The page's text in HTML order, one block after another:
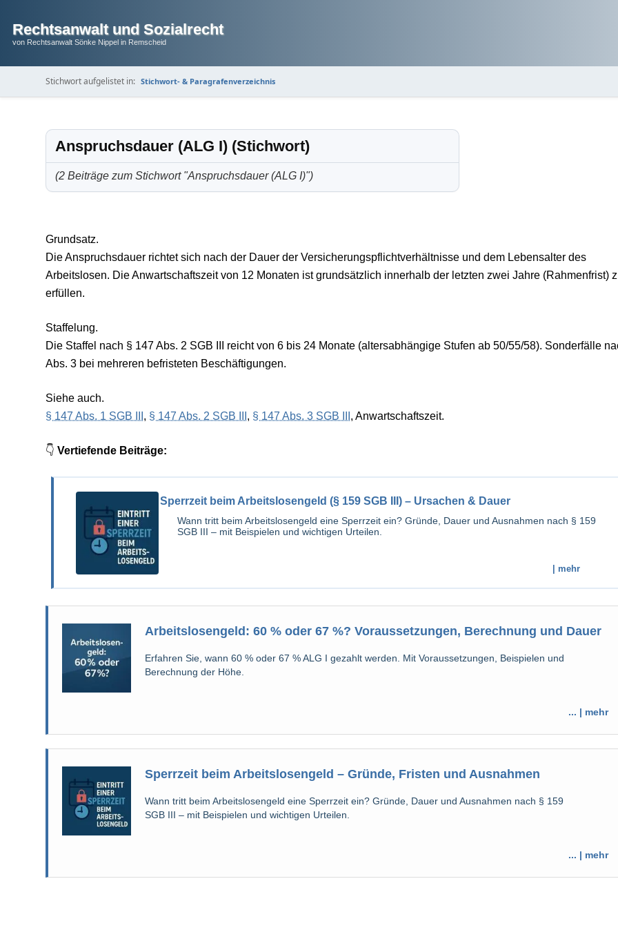
Rechtsanwalt und Sozialrecht
von Rechtsanwalt Sönke Nippel in Remscheid
Stichwort aufgelistet in: Stichwort- & Paragrafenverzeichnis
Anspruchsdauer (ALG I) (Stichwort)
(2 Beiträge zum Stichwort "Anspruchsdauer (ALG I)")
Grundsatz.
Die Anspruchsdauer richtet sich nach der Dauer der Versicherungspflichtverhältnisse und dem Lebensalter des
Arbeitslosen. Die Anwartschaftszeit von 12 Monaten ist grundsätzlich innerhalb der letzten zwei Jahre (Rahmenfrist)
erfüllen.
Staffelung.
Die Staffel nach § 147 Abs. 2 SGB III reicht von 6 bis 24 Monate (altersabhängige Stufen ab 50/55/58). Sonderfälle
Abs. 3 bei mehreren befristeten Beschäftigungen.
Siehe auch.
§ 147 Abs. 1 SGB III , § 147 Abs. 2 SGB III , § 147 Abs. 3 SGB III , Anwartschaftszeit.
👇 Vertiefende Beiträge:
Sperrzeit beim Arbeitslosengeld (§ 159 SGB III) – Ursachen & Dauer
Wann tritt beim Arbeitslosengeld eine Sperrzeit ein? Gründe, Dauer und Ausnahmen nach § 159
SGB III – mit Beispielen und wichtigen Urteilen.
| mehr
Arbeitslosengeld: 60 % oder 67 %? Voraussetzungen, Berechnung und Dauer
Erfahren Sie, wann 60 % oder 67 % ALG I gezahlt werden. Mit Voraussetzungen, Beispielen und
Berechnung der Höhe.
... | mehr
Sperrzeit beim Arbeitslosengeld – Gründe, Fristen und Ausnahmen
Wann tritt beim Arbeitslosengeld eine Sperrzeit ein? Gründe, Dauer und Ausnahmen nach § 159
SGB III – mit Beispielen und wichtigen Urteilen.
... | mehr